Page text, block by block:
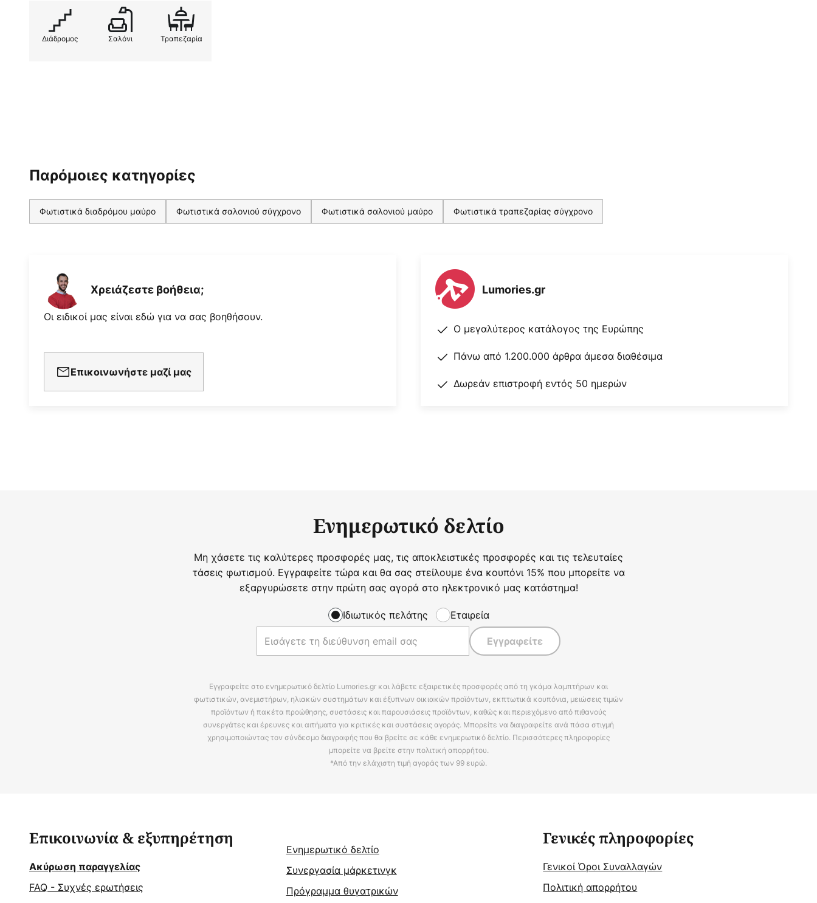
Διάδρομος Σαλόνι Τραπεζαρία
Παρόμοιες κατηγορίες
Φωτιστικά διαδρόμου μαύρο Φωτιστικά σαλονιού σύγχρονο Φωτιστικά σαλονιού μαύρο Φωτιστικά τραπεζαρίας σύγχρονο
Χρειάζεστε βοήθεια;
Οι ειδικοί μας είναι εδώ για να σας βοηθήσουν.
Επικοινωνήστε μαζί μας
Lumories.gr
Ο μεγαλύτερος κατάλογος της Ευρώπης
Πάνω από 1.200.000 άρθρα άμεσα διαθέσιμα
Δωρεάν επιστροφή εντός 50 ημερών
Ενημερωτικό δελτίο
Μη χάσετε τις καλύτερες προσφορές μας, τις αποκλειστικές προσφορές και τις τελευταίες
τάσεις φωτισμού. Εγγραφείτε τώρα και θα σας στείλουμε ένα κουπόνι 15% που μπορείτε να
εξαργυρώσετε στην πρώτη σας αγορά στο ηλεκτρονικό μας κατάστημα!
Ιδιωτικός πελάτης Εταιρεία
Εγγραφείτε
Εγγραφείτε στο ενημερωτικό δελτίο Lumories.gr και λάβετε εξαιρετικές προσφορές από τη γκάμα λαμπτήρων και
φωτιστικών, ανεμιστήρων, ηλιακών συστημάτων και έξυπνων οικιακών προϊόντων, εκπτωτικά κουπόνια, μειώσεις τιμών
προϊόντων ή πακέτα προώθησης, συστάσεις και παρουσιάσεις προϊόντων, καθώς και περιεχόμενο από πιθανούς
συνεργάτες και έρευνες και αιτήματα για κριτικές και συστάσεις αγοράς. Μπορείτε να διαγραφείτε ανά πάσα στιγμή
χρησιμοποιώντας τον σύνδεσμο διαγραφής που θα βρείτε σε κάθε ενημερωτικό δελτίο. Περισσότερες πληροφορίες
μπορείτε να βρείτε στην πολιτική απορρήτου.
*Από την ελάχιστη τιμή αγοράς των 99 ευρώ.
Επικοινωνία & εξυπηρέτηση
Ακύρωση παραγγελίας
FAQ - Συχνές ερωτήσεις
Ενημερωτικό δελτίο
Συνεργασία μάρκετινγκ
Πρόγραμμα θυγατρικών
Γενικές πληροφορίες
Γενικοί Όροι Συναλλαγών
Πολιτική απορρήτου